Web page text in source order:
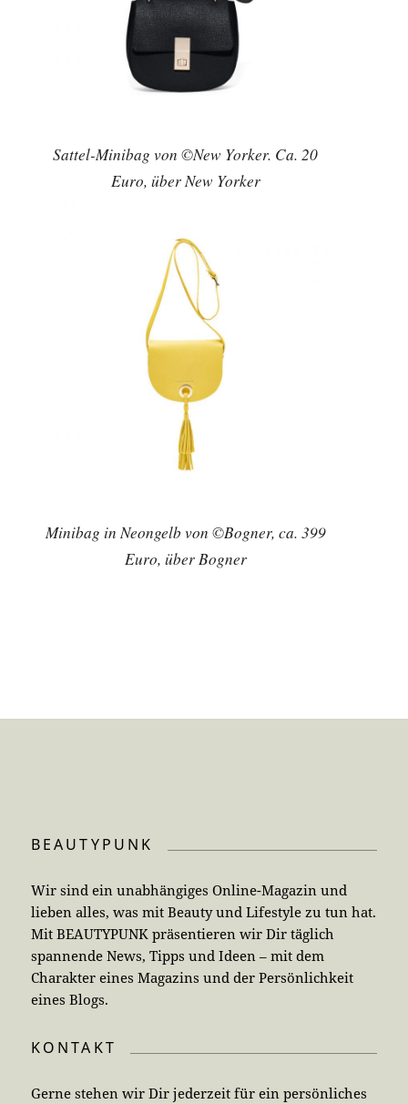
Sattel-Minibag von ©New Yorker. Ca. 20
Euro, über New Yorker
Minibag in Neongelb von ©Bogner, ca. 399
Euro, über Bogner
BEAUTYPUNK
Wir sind ein unabhängiges Online-Magazin und
lieben alles, was mit Beauty und Lifestyle zu tun hat.
Mit BEAUTYPUNK präsentieren wir Dir täglich
spannende News, Tipps und Ideen – mit dem
Charakter eines Magazins und der Persönlichkeit
eines Blogs.
KONTAKT
Gerne stehen wir Dir jederzeit für ein persönliches